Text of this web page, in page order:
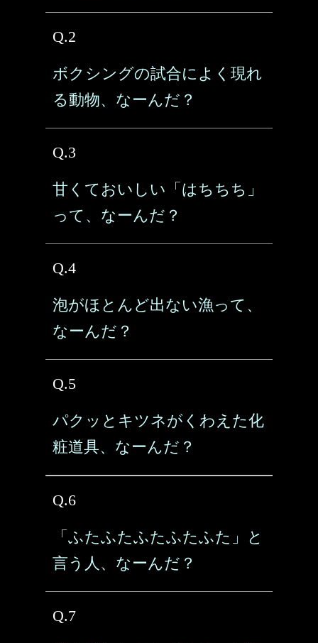
Q.2
ボクシングの試合によく現れ
る動物、なーんだ？
Q.3
甘くておいしい「はちちち」
って、なーんだ？
Q.4
泡がほとんど出ない漁って、
なーんだ？
Q.5
パクッとキツネがくわえた化
粧道具、なーんだ？
Q.6
「ふたふたふたふたふた」と
言う人、なーんだ？
Q.7